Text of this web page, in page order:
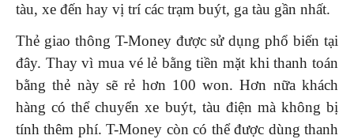
tàu, xe đến hay vị trí các trạm buýt, ga tàu gần nhất.
Thẻ giao thông T-Money được sử dụng phổ biến tại
đây. Thay vì mua vé lẻ bằng tiền mặt khi thanh toán
bằng thẻ này sẽ rẻ hơn 100 won. Hơn nữa khách
hàng có thể chuyển xe buýt, tàu điện mà không bị
tính thêm phí. T-Money còn có thể được dùng thanh